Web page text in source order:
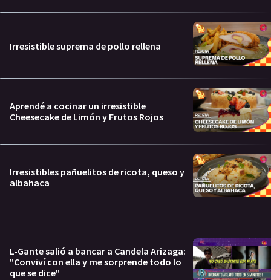
Irresistible suprema de pollo rellena
Aprendé a cocinar un irresistible
Cheesecake de Limón y Frutos Rojos
Irresistibles pañuelitos de ricota, queso y
albahaca
L-Gante salió a bancar a Candela Arizaga:
"Conviví con ella y me sorprende todo lo
que se dice"